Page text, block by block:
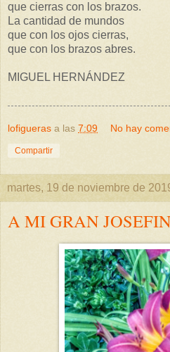
que cierras con los brazos.
La cantidad de mundos
que con los ojos cierras,
que con los brazos abres.
MIGUEL HERNÁNDEZ
lofigueras a las 7:09 No hay
Compartir
martes, 19 de noviembre de
A MI GRAN